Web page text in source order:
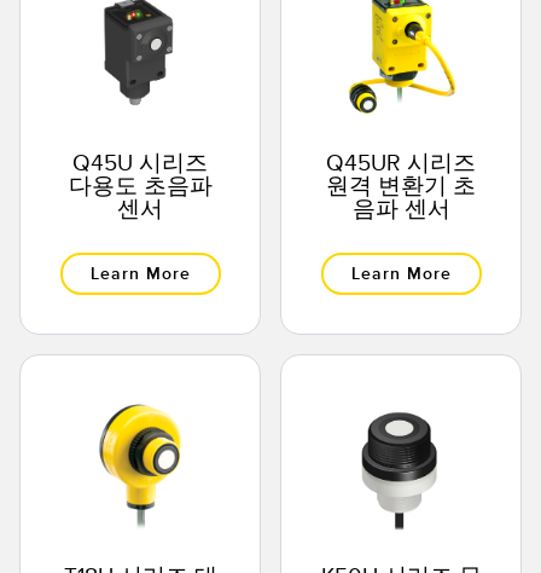
Q45U 시리즈
다용도 초음파
센서
Learn More
Q45UR 시리즈
원격 변환기 초
음파 센서
Learn More